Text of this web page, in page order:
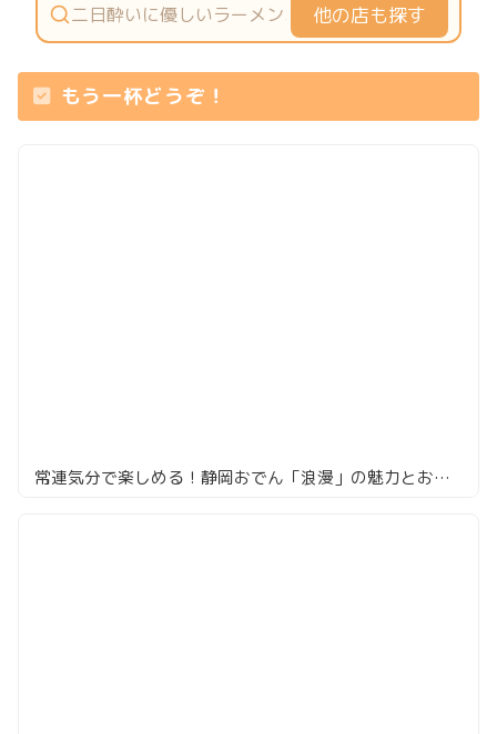
他の店も探す
もう一杯どうぞ！
常連気分で楽しめる！静岡おでん「浪漫」の魅力とおすすめメニュー